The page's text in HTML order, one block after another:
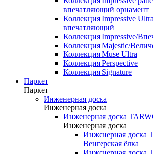
впечатляющий орнамент
Коллекция Impressive
впечатляющий
Коллекция Impressive/
Коллекция Majestic/
Коллекция Muse Ultra
Коллекция Perspective
Коллекция Signature
Паркет
Паркет
Инженерная доска
Инженерная доска
Инженерная доска
Инженерная доска
Инженерная доска
Венгерская ёлка
Инженерная доска